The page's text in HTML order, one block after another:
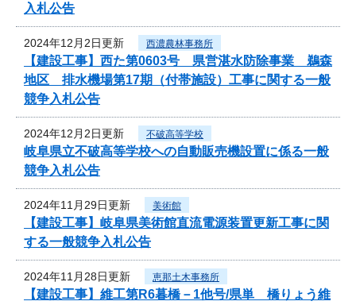
入札公告
2024年12月2日更新 西濃農林事務所
【建設工事】西た第0603号 県営湛水防除事業 鵜森
地区 排水機場第17期（付帯施設）工事に関する一般
競争入札公告
2024年12月2日更新 不破高等学校
岐阜県立不破高等学校への自動販売機設置に係る一般
競争入札公告
2024年11月29日更新 美術館
【建設工事】岐阜県美術館直流電源装置更新工事に関
する一般競争入札公告
2024年11月28日更新 恵那土木事務所
【建設工事】維工第R6暮橋－1他号/県単 橋りょう維